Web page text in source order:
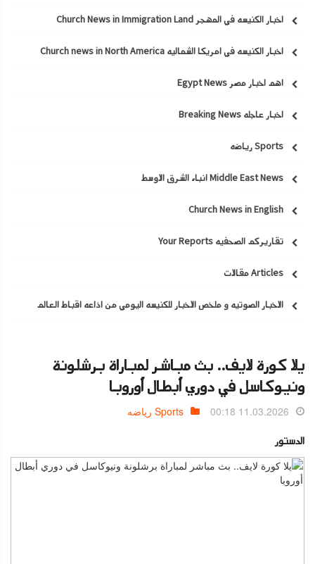
اخبار الكنيسه في المهجر Church News in Immigration Land
اخبار الكنيسه في امريكا الشماليه Church news in North America
اهم اخبار مصر Egypt News
اخبار عاجله Breaking News
Sports رياضه
Middle East News انباء الشرق الاوسط
Church News in English
تقاريركم الصحفيه Your Reports
Articles مقالات
الاخبار الصوتيه و ملخص الاخبار للكنيسه اليومي من اذاعه اقباط العالم
يلا كورة لايف.. بث مباشر لمباراة برشلونة
ونيوكاسل في دوري أبطال أوروبا
11.03.2026 00:18 Sports رياضه
الدستور